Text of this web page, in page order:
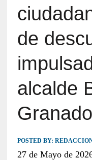
de
alcalde
POSTED BY:
27 de Mayo de